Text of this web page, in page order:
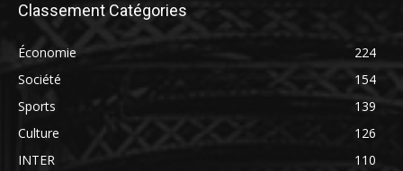
Classement Catégories
Économie
224
Société
154
Sports
139
Culture
126
INTER
110